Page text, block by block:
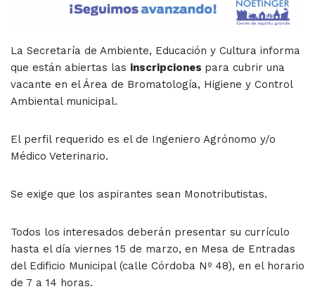
La Secretaría de Ambiente, Educación y Cultura informa
que están abiertas las inscripciones para cubrir una
vacante en el Área de Bromatología, Higiene y Control
Ambiental municipal.
El perfil requerido es el de Ingeniero Agrónomo y/o
Médico Veterinario.
Se exige que los aspirantes sean Monotributistas.
Todos los interesados deberán presentar su currículo
hasta el día viernes 15 de marzo, en Mesa de Entradas
del Edificio Municipal (calle Córdoba Nº 48), en el horario
de 7 a 14 horas.